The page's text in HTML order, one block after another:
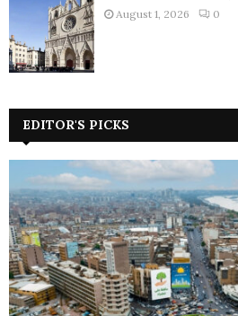
August 1, 2026 0
EDITOR'S PICKS